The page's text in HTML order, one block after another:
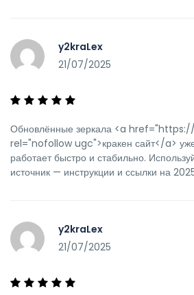
y2kraLex
21/07/2025
Обновлённые зеркала <a
rel="nofollow ugc">кракен сайт</a>
работает быстро и стабильно.
источник — инструкции и ссылки на
y2kraLex
21/07/2025